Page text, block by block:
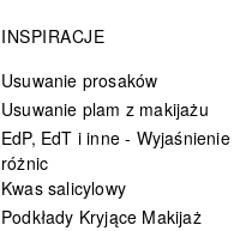
INSPIRACJE
Usuwanie prosaków
Usuwanie plam z makijażu
EdP, EdT i inne - Wyjaśnienie
różnic
Kwas salicylowy
Podkłady Kryjące Makijaż